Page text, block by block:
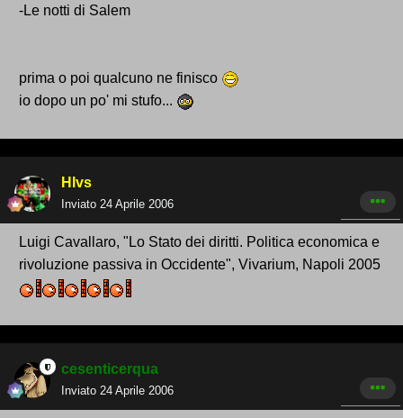
-Le notti di Salem
prima o poi qualcuno ne finisco
io dopo un po' mi stufo...
Hlvs
Inviato 24 Aprile 2006
Luigi Cavallaro, "Lo Stato dei diritti. Politica economica e
rivoluzione passiva in Occidente", Vivarium, Napoli 2005
cesenticerqua
Inviato 24 Aprile 2006